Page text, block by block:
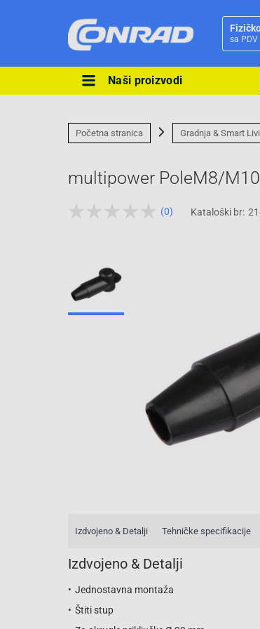
sa PDV
Ova postavka
Pravno lice
Naši proizvodi
Početna stranica Gradnja & Smart
multipower PoleM8/
(0) Kataloški br:
Izdvojeno & Detalji Tehničke specifikacije
Izdvojeno & Detalji
Jednostavna montaža
Štiti stup